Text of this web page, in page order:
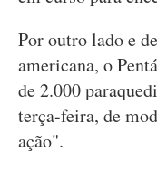
Por outro lado e
americana, o
de 2.000
terça-feira, de
ação".